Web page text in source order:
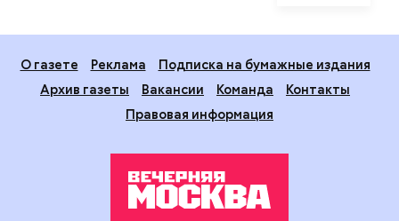
О газете Реклама
Подписка на бумажные издания
Архив газеты
Вакансии Команда
Контакты
Правовая информация